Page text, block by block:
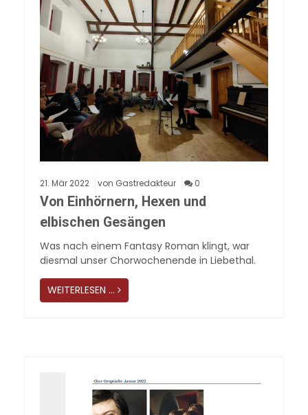
21. Mär 2022 von Gastredakteur 0
Von Einhörnern, Hexen und
elbischen Gesängen
Was nach einem Fantasy Roman klingt, war
diesmal unser Chorwochenende in Liebethal.
WEITERLESEN …